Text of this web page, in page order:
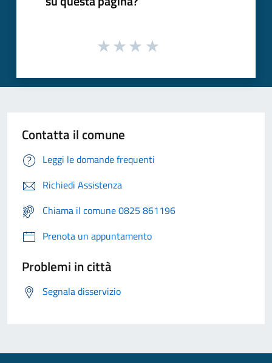
Contatta il comune
Leggi le domande frequenti
Richiedi Assistenza
Chiama il comune 0825 861196
Prenota un appuntamento
Problemi in città
Segnala disservizio